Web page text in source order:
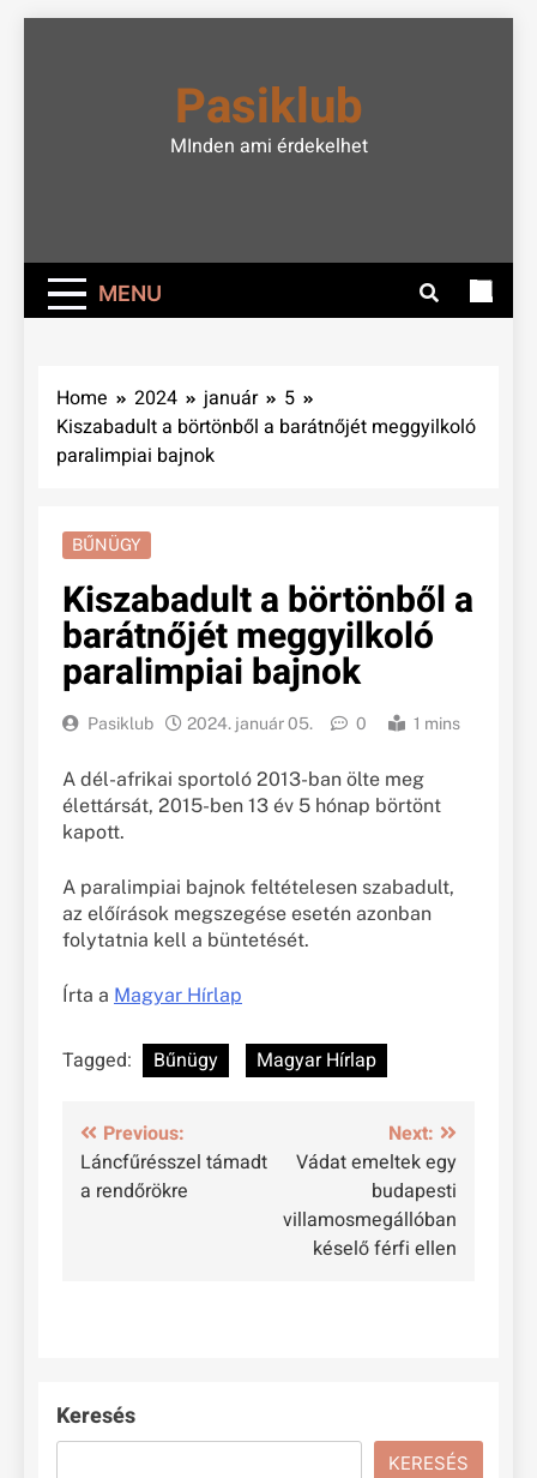
Pasiklub
MInden ami érdekelhet
MENU
Home 2024 január
5
Kiszabadult a börtönből a barátnőjét meggyilkoló
paralimpiai bajnok
BŰNÜGY
Kiszabadult a börtönből a
barátnőjét meggyilkoló
paralimpiai bajnok
Pasiklub 2024. január 05. 0 1 mins
A dél-afrikai sportoló 2013-ban ölte meg
élettársát, 2015-ben 13 év 5 hónap börtönt
kapott.
A paralimpiai bajnok feltételesen szabadult,
az előírások megszegése esetén azonban
folytatnia kell a büntetését.
Írta a Magyar Hírlap
Tagged: Bűnügy Magyar Hírlap
Bejegyzés
navigáció
Previous:
Láncfűrésszel támadt
a rendőrökre
Next:
Vádat emeltek egy
budapesti
villamosmegállóban
késelő férfi ellen
Keresés
KERESÉS